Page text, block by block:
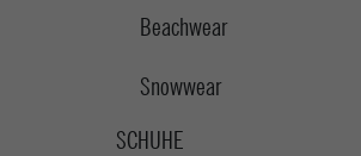
Beachwear
Snowwear
SCHUHE